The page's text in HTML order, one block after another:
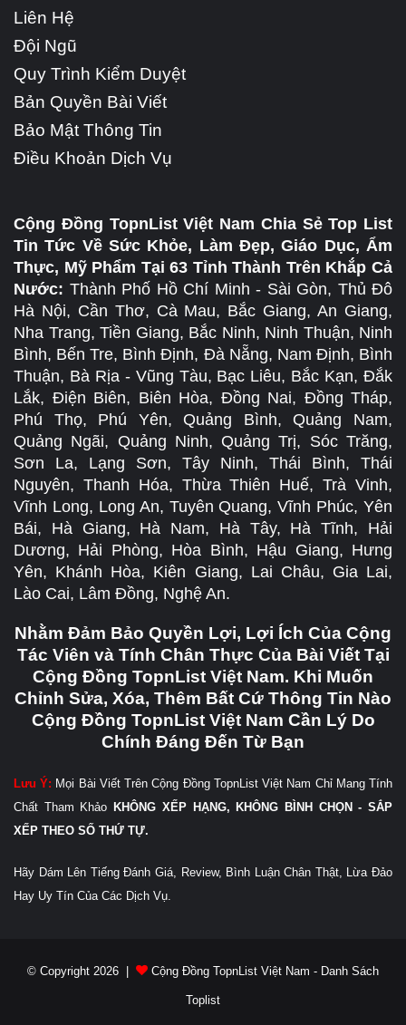
Liên Hệ
Đội Ngũ
Quy Trình Kiểm Duyệt
Bản Quyền Bài Viết
Bảo Mật Thông Tin
Điều Khoản Dịch Vụ
Cộng Đồng TopnList Việt Nam Chia Sẻ Top List
Tin Tức Về Sức Khỏe, Làm Đẹp, Giáo Dục, Ẩm
Thực, Mỹ Phẩm Tại 63 Tỉnh Thành Trên Khắp Cả
Nước: Thành Phố Hồ Chí Minh - Sài Gòn, Thủ Đô
Hà Nội, Cần Thơ, Cà Mau, Bắc Giang, An Giang,
Nha Trang, Tiền Giang, Bắc Ninh, Ninh Thuận, Ninh
Bình, Bến Tre, Bình Định, Đà Nẵng, Nam Định, Bình
Thuận, Bà Rịa - Vũng Tàu, Bạc Liêu, Bắc Kạn, Đắk
Lắk, Điện Biên, Biên Hòa, Đồng Nai, Đồng Tháp,
Phú Thọ, Phú Yên, Quảng Bình, Quảng Nam,
Quảng Ngãi, Quảng Ninh, Quảng Trị, Sóc Trăng,
Sơn La, Lạng Sơn, Tây Ninh, Thái Bình, Thái
Nguyên, Thanh Hóa, Thừa Thiên Huế, Trà Vinh,
Vĩnh Long, Long An, Tuyên Quang, Vĩnh Phúc, Yên
Bái, Hà Giang, Hà Nam, Hà Tây, Hà Tĩnh, Hải
Dương, Hải Phòng, Hòa Bình, Hậu Giang, Hưng
Yên, Khánh Hòa, Kiên Giang, Lai Châu, Gia Lai,
Lào Cai, Lâm Đồng, Nghệ An.
Nhằm Đảm Bảo Quyền Lợi, Lợi Ích Của Cộng
Tác Viên và Tính Chân Thực Của Bài Viết Tại
Cộng Đồng TopnList Việt Nam. Khi Muốn
Chỉnh Sửa, Xóa, Thêm Bất Cứ Thông Tin Nào
Cộng Đồng TopnList Việt Nam Cần Lý Do
Chính Đáng Đến Từ Bạn
Lưu Ý: Mọi Bài Viết Trên Cộng Đồng TopnList Việt Nam Chỉ Mang Tính
Chất Tham Khảo KHÔNG XẾP HẠNG, KHÔNG BÌNH CHỌN - SẮP
XẾP THEO SỐ THỨ TỰ.
Hãy Dám Lên Tiếng Đánh Giá, Review, Bình Luận Chân Thật, Lừa Đảo
Hay Uy Tín Của Các Dịch Vụ.
© Copyright 2026 | Cộng Đồng TopnList Việt Nam - Danh Sách
Toplist